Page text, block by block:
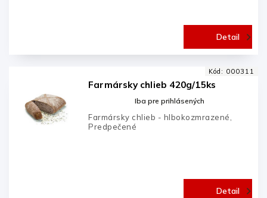
Detail
Farmársky chlieb 420g/15ks
Iba pre prihlásených
Detail
Farmársky chlieb - hlbokozmrazené,
Predpečené
Kód: 000311